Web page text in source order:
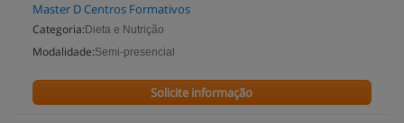
Master D Centros Formativos
Categoria: Dieta e Nutrição
Modalidade:Semi-presencial
Solicite informação